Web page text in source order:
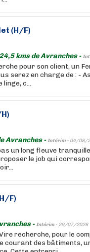
(H/F)
kms de Avranches -
pour son client, un
serez en charge de : -
linge, c...
Avranches -Intérim - 04/08/
un long fleuve
le job qui
F)
-Intérim - 29/07/2026
recherche, pour le
courant des bâtiments,